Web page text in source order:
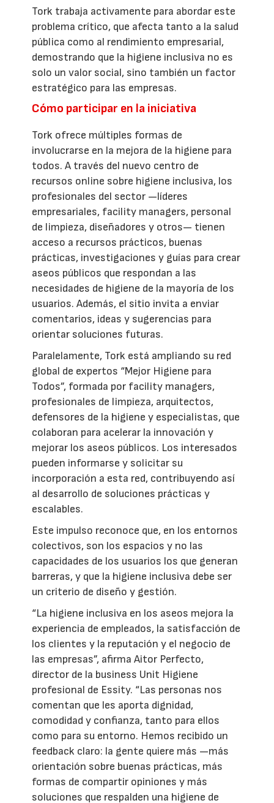
Tork trabaja activamente para abordar este
problema crítico, que afecta tanto a la salud
pública como al rendimiento empresarial,
demostrando que la higiene inclusiva no es
solo un valor social, sino también un factor
estratégico para las empresas.
Cómo participar en la iniciativa
Tork ofrece múltiples formas de
involucrarse en la mejora de la higiene para
todos. A través del nuevo centro de
recursos online sobre higiene inclusiva, los
profesionales del sector —líderes
empresariales, facility managers, personal
de limpieza, diseñadores y otros— tienen
acceso a recursos prácticos, buenas
prácticas, investigaciones y guías para crear
aseos públicos que respondan a las
necesidades de higiene de la mayoría de los
usuarios. Además, el sitio invita a enviar
comentarios, ideas y sugerencias para
orientar soluciones futuras.
Paralelamente, Tork está ampliando su red
global de expertos “Mejor Higiene para
Todos”, formada por facility managers,
profesionales de limpieza, arquitectos,
defensores de la higiene y especialistas, que
colaboran para acelerar la innovación y
mejorar los aseos públicos. Los interesados
pueden informarse y solicitar su
incorporación a esta red, contribuyendo así
al desarrollo de soluciones prácticas y
escalables.
Este impulso reconoce que, en los entornos
colectivos, son los espacios y no las
capacidades de los usuarios los que generan
barreras, y que la higiene inclusiva debe ser
un criterio de diseño y gestión.
“La higiene inclusiva en los aseos mejora la
experiencia de empleados, la satisfacción de
los clientes y la reputación y el negocio de
las empresas”, afirma Aitor Perfecto,
director de la business Unit Higiene
profesional de Essity. “Las personas nos
comentan que les aporta dignidad,
comodidad y confianza, tanto para ellos
como para su entorno. Hemos recibido un
feedback claro: la gente quiere más —más
orientación sobre buenas prácticas, más
formas de compartir opiniones y más
soluciones que respalden una higiene de